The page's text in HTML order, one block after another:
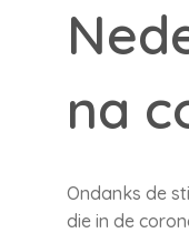
na
Ondanks de
die in de